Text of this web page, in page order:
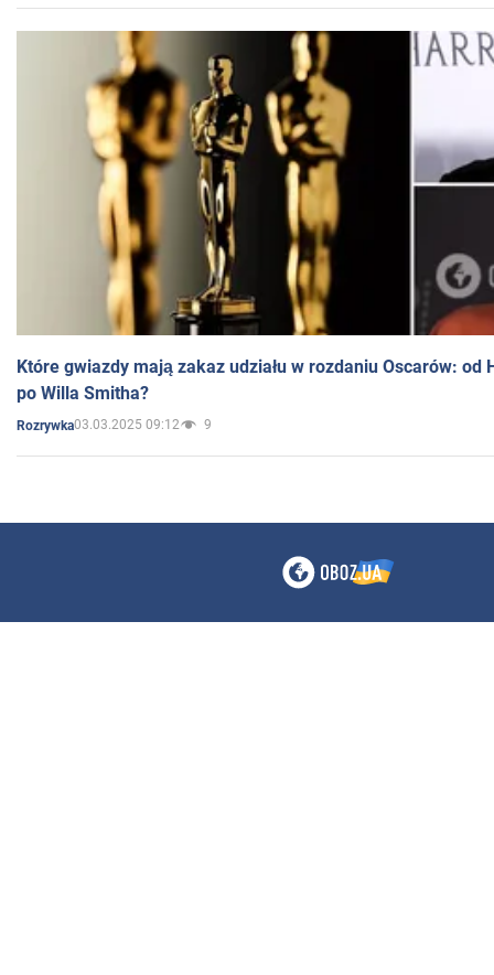
Które gwiazdy mają zakaz udziału w rozdaniu Oscarów: od
po Willa Smitha?
Rozrywka03.03.2025 09:12 9